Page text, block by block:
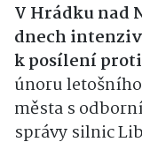
V Hrádku nad
dnech
k posílení
únoru
města s
správy silnic